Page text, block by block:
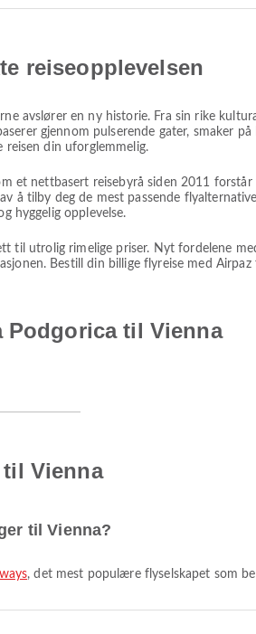
reiseopplevelsen
avslører en ny historie. Fra sin rike
gjennom pulserende gater, smaker
reisen din uforglemmelig.
et nettbasert reisebyrå siden 2011
å tilby deg de mest passende
hyggelig opplevelse.
til utrolig rimelige priser. Nyt fordelene
Bestill din billige flyreise med Airpaz
til Vienna
Vienna
til Vienna?
, det mest populære flyselskapet som